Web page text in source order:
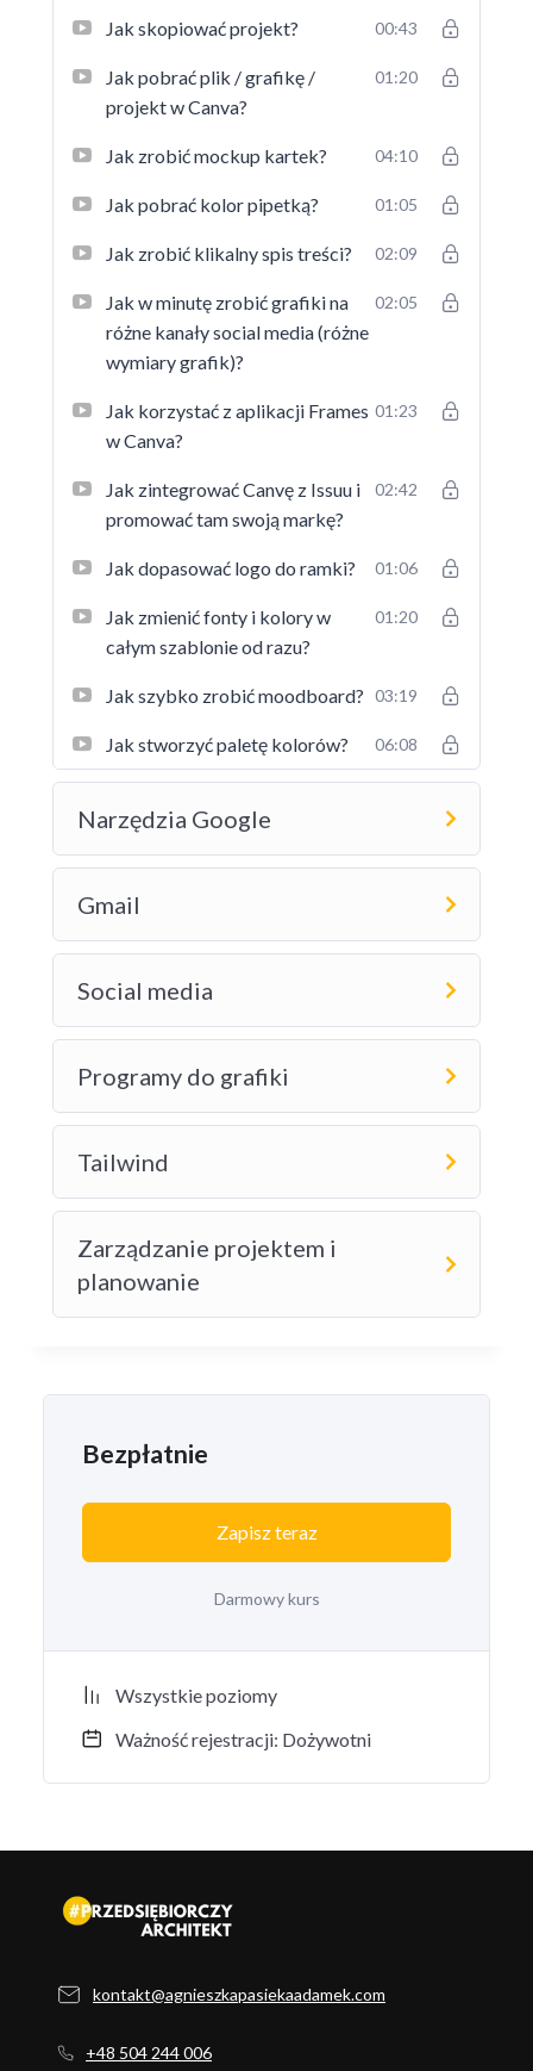
Jak skopiować projekt? 00:43
Jak pobrać plik / grafikę /
projekt w Canva?
01:20
Jak zrobić mockup kartek? 04:10
Jak pobrać kolor pipetką? 01:05
Jak zrobić klikalny spis treści? 02:09
Jak w minutę zrobić grafiki na
różne kanały social media (różne
wymiary grafik)?
02:05
Jak korzystać z aplikacji Frames
w Canva?
01:23
Jak zintegrować Canvę z Issuu i
promować tam swoją markę?
02:42
Jak dopasować logo do ramki? 01:06
Jak zmienić fonty i kolory w
całym szablonie od razu?
01:20
Jak szybko zrobić moodboard? 03:19
Jak stworzyć paletę kolorów? 06:08
Narzędzia Google
Gmail
Social media
Programy do grafiki
Tailwind
Zarządzanie projektem i
planowanie
Bezpłatnie
Zapisz teraz
Darmowy kurs
Wszystkie poziomy
Ważność rejestracji: Dożywotni
kontakt@agnieszkapasiekaadamek.com
+48 504 244 006